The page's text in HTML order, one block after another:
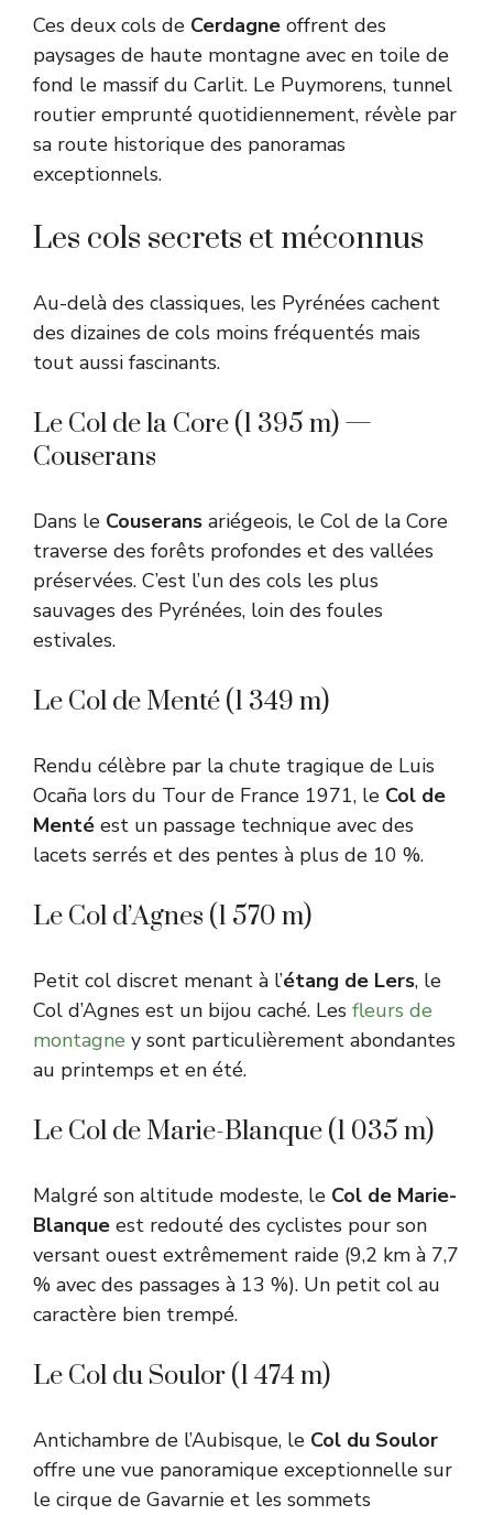
Ces deux cols de Cerdagne offrent des
paysages de haute montagne avec en toile de
fond le massif du Carlit. Le Puymorens, tunnel
routier emprunté quotidiennement, révèle par
sa route historique des panoramas
exceptionnels.
Les cols secrets et méconnus
Au-delà des classiques, les Pyrénées cachent
des dizaines de cols moins fréquentés mais
tout aussi fascinants.
Le Col de la Core (1 395 m) —
Couserans
Dans le Couserans ariégeois, le Col de la Core
traverse des forêts profondes et des vallées
préservées. C’est l’un des cols les plus
sauvages des Pyrénées, loin des foules
estivales.
Le Col de Menté (1 349 m)
Rendu célèbre par la chute tragique de Luis
Ocaña lors du Tour de France 1971, le Col de
Menté est un passage technique avec des
lacets serrés et des pentes à plus de 10 %.
Le Col d’Agnes (1 570 m)
Petit col discret menant à l’étang de Lers, le
Col d’Agnes est un bijou caché. Les fleurs de
montagne y sont particulièrement abondantes
au printemps et en été.
Le Col de Marie-Blanque (1 035 m)
Malgré son altitude modeste, le Col de Marie-
Blanque est redouté des cyclistes pour son
versant ouest extrêmement raide (9,2 km à 7,7
% avec des passages à 13 %). Un petit col au
caractère bien trempé.
Le Col du Soulor (1 474 m)
Antichambre de l’Aubisque, le Col du Soulor
offre une vue panoramique exceptionnelle sur
le cirque de Gavarnie et les sommets